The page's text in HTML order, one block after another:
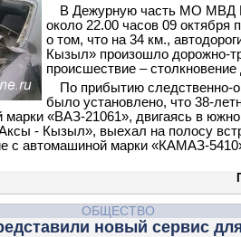
В Дежурную часть МО МВД
около 22.00 часов 09 октября
о том, что на 34 км.,
Кызыл» произошло дорожно-
происшествие –
По прибытию следственно-
было установлено, что 38-
«ВАЗ-21061», двигаясь в
- Кызыл», выехал на полосу
с автомашиной марки «КАМАЗ-
ОБЩЕСТВО
новый сервис